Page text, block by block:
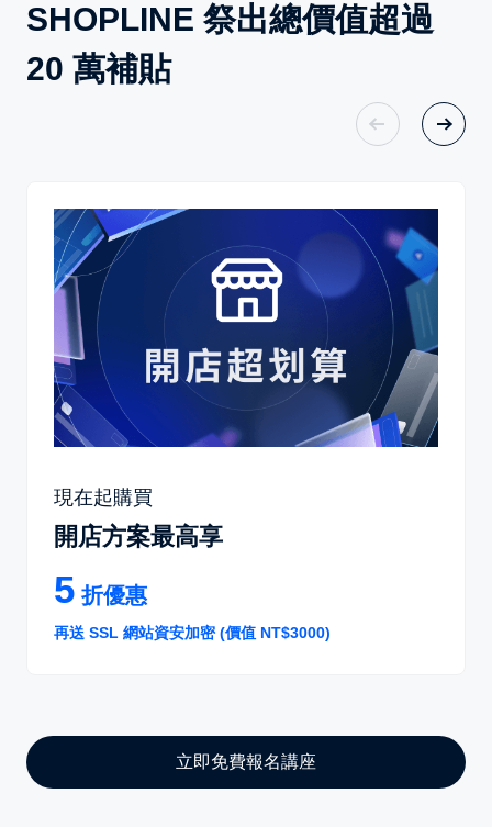
SHOPLINE 祭出總價值超過
20 萬補貼
現在起購買
開店方案最高享
5 折優惠
再送 SSL 網站資安加密 (價值 NT$3000)
立即免費報名講座